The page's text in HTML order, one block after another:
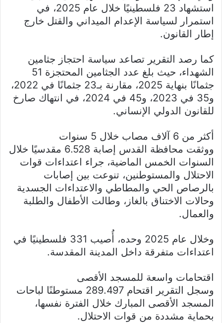
استشهاد 23 فلسطينيًا خلال عام 2025، في
استمرار لسياسة الإعدام الميداني والقتل خارج
إطار القانون.
كما رصد التقرير تصاعد سياسة احتجاز جثامين
الشهداء، حيث بلغ عدد الجثامين المحتجزة 51
جثمانًا بنهاية 2025، مقارنة بـ23 جثمانًا في 2022،
و35 في 2023، و45 في 2024، في انتهاك صارخ
للقانون الدولي الإنساني.
أكثر من 6 آلاف مصاب خلال 5 سنوات
ووثقت محافظة القدس إصابة 6.528 مقدسيًا خلال
السنوات الخمس الماضية، جراء اعتداءات قوات
الاحتلال والمستوطنين، تنوعت بين إصابات
بالرصاص الحي والمطاطي والاعتداءات الجسدية
وحالات الاختناق بالغاز، وطالت الأطفال والطلبة
والعمال.
وخلال عام 2025 وحده، أُصيب 331 فلسطينيًا في
اعتداءات متفرقة داخل المدينة المقدسة.
اقتحامات واسعة للمسجد الأقصى
وسجل التقرير اقتحام 289.497 مستوطنًا لباحات
المسجد الأقصى المبارك خلال الفترة نفسها،
بحماية مشددة من قوات الاحتلال.